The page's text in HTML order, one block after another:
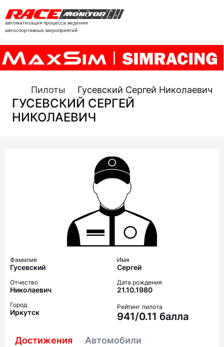
автоматизация процесса ведения
автоспортивных мероприятий
Пилоты Гусевский Сергей Николаевич
ГУСЕВСКИЙ СЕРГЕЙ
НИКОЛАЕВИЧ
Фамилия
Гусевский
Имя
Сергей
Отчество
Николаевич
Дата рождения
21.10.1980
Город
Иркутск
Рейтинг пилота
941/0.11 балла
Достижения Автомобили